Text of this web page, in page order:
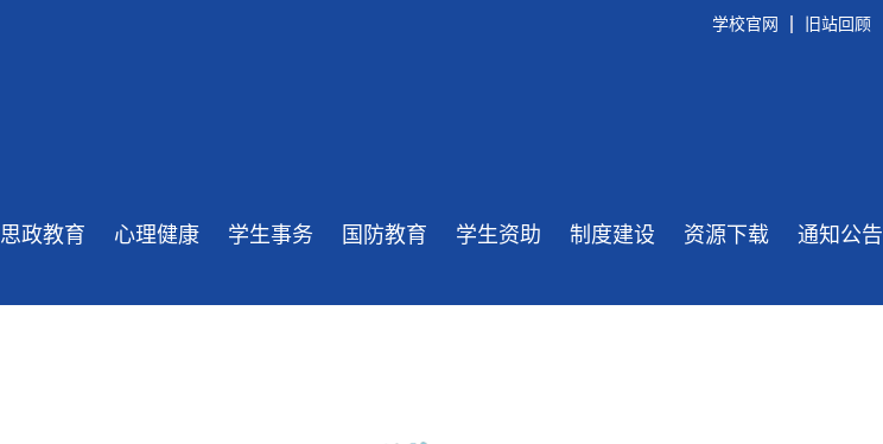
学校官网 旧站回顾
思政教育 心理健康 学生事务 国防教育 学生资助 制度建设 资源下载 通知公告